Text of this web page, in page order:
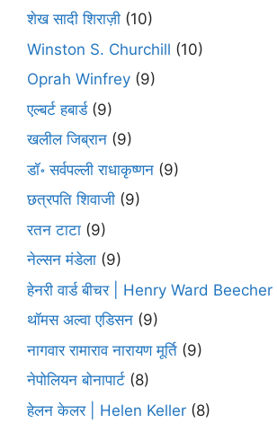
शेख सादी शिराज़ी (10)
Winston S. Churchill (10)
Oprah Winfrey (9)
एल्बर्ट हबार्ड(9)
खलील जिब्रान (9)
डॉ॰ सर्वपल्ली राधाकृष्णन (9)
छत्रपति शिवाजी (9)
रतन टाटा (9)
नेल्सन मंडेला (9)
हेनरी वार्ड बीचर | Henry Ward Beecher
थॉमस अल्वा एडिसन (9)
नागवार रामाराव नारायण मूर्ति (9)
नेपोलियन बोनापार्ट (8)
हेलन केलर | Helen Keller (8)